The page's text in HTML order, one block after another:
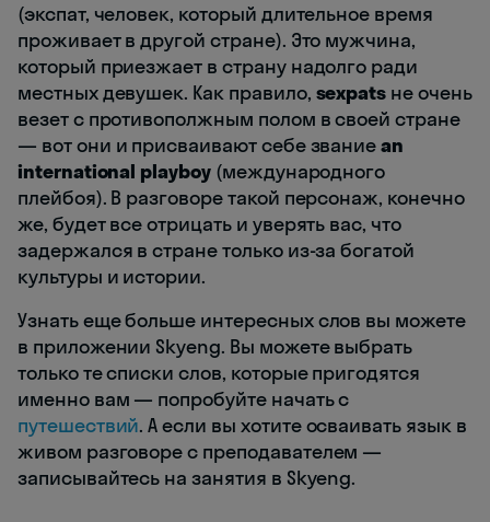
(экспат, человек, который длительное время
проживает в другой стране). Это мужчина,
который приезжает в страну надолго ради
местных девушек. Как правило, sexpats не очень
везет с противополжным полом в своей стране
— вот они и присваивают себе званиеan
international playboy(международного
плейбоя). В разговоре такой персонаж, конечно
же, будет все отрицать и уверять вас, что
задержался в стране только из-за богатой
культуры и истории.
Узнать еще больше интересных слов вы можете
в приложении Skyeng. Вы можете выбрать
только те списки слов, которые пригодятся
именно вам — попробуйте начать с
путешествий. А если вы хотите осваивать язык в
живом разговоре с преподавателем —
записывайтесь на занятия в Skyeng.